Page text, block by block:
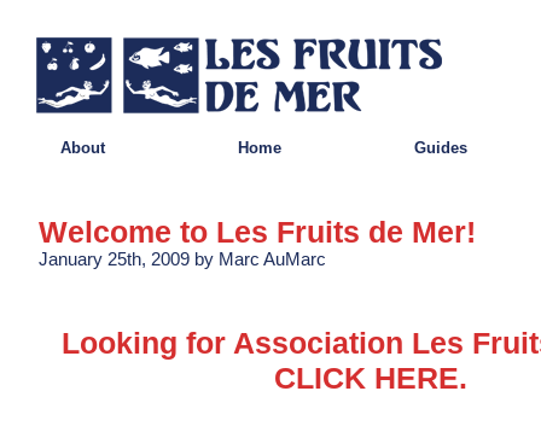
About Home Guides
Welcome to Les Fruits de Mer!
January 25th, 2009 by Marc AuMarc
Looking for Association Les
CLICK HERE.